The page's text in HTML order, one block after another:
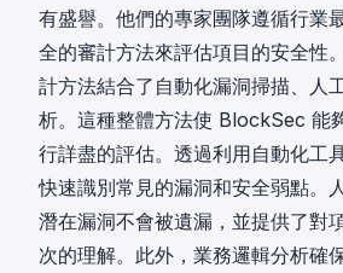
有盛譽。他們的專家團隊遵循行業
全的審計方法來評估項目的安全性
計方法結合了自動化漏洞掃描、人
析。這種整體方法使 BlockSec 能
行詳盡的評估。透過利用自動化工
快速識別常見的漏洞和安全弱點。
潛在漏洞不會被遺漏，並提供了對
次的理解。此外，業務邏輯分析確